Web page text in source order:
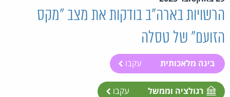
הרשויות בארה"ב בודקות את מצב "מקס
הזועם" של טסלה
בינה מלאכותית עקבו
רגולציה וממשל עקבו